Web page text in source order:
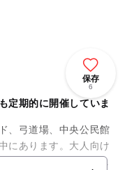
保存
6
定期的に開催していま
、弓道場、中央公民館
にあります。大人向け
などがある児童コーナ